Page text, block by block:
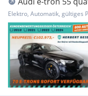
102.973,-...
Elektro, Automatik, gültiges